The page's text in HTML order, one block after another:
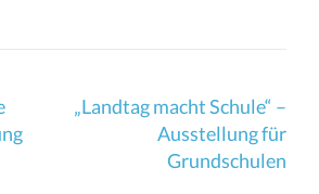
„Landtag macht Schule“ –
Ausstellung für
Grundschulen